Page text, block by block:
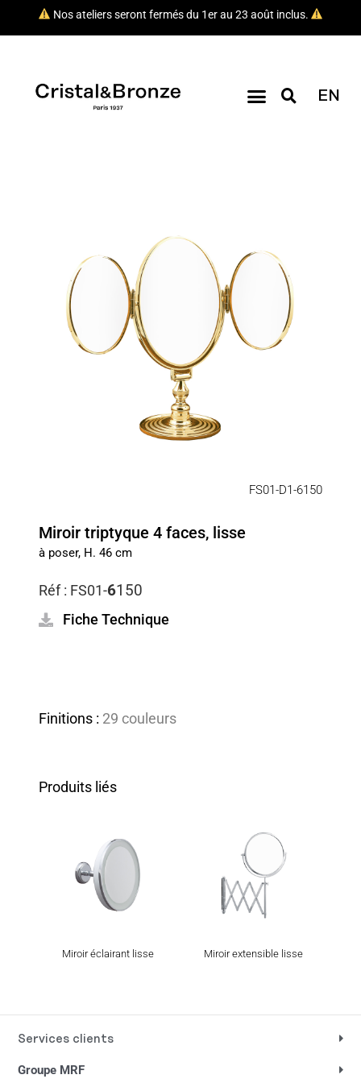
Nos ateliers seront fermés du 1er au 23 août inclus.
EN
FS01-D1-6150
Miroir triptyque 4 faces, lisse
à poser, H. 46 cm
Réf : FS01-6150
Fiche Technique
Finitions : 29 couleurs
Produits liés
Miroir éclairant lisse Miroir extensible lisse
Services clients
Groupe MRF